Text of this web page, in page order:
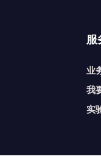
服
业
我
实